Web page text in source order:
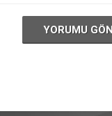
YORUMU